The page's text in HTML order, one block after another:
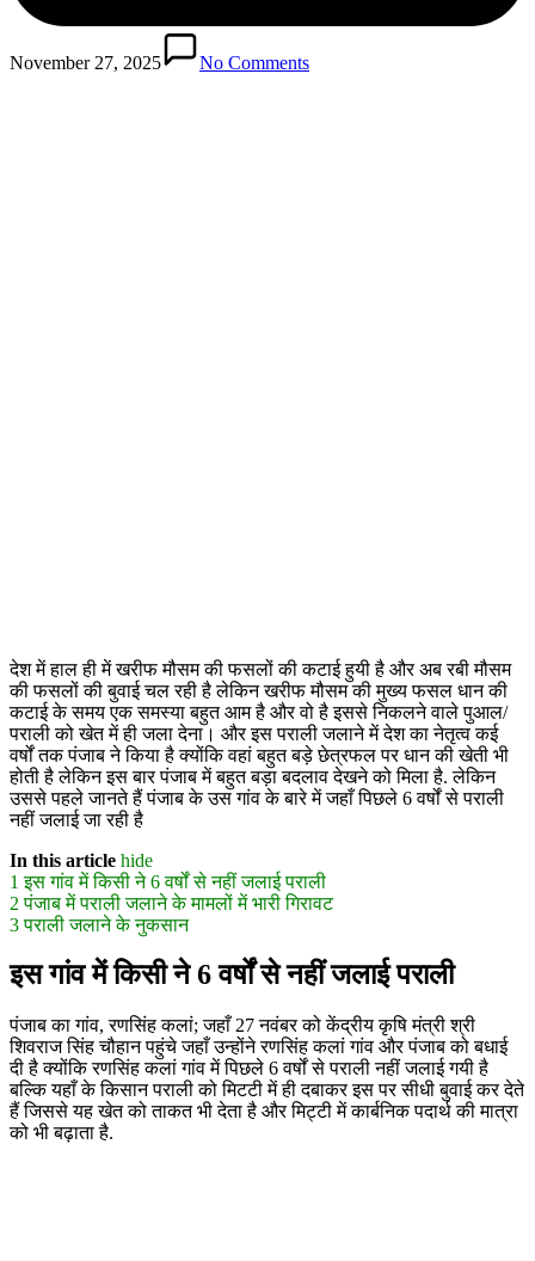
November 27, 2025 No Comments
देश में हाल ही में खरीफ मौसम की फसलों की कटाई हुयी है और अब रबी मौसम
की फसलों की बुवाई चल रही है लेकिन खरीफ मौसम की मुख्य फसल धान की
कटाई के समय एक समस्या बहुत आम है और वो है इससे निकलने वाले पुआल/
पराली को खेत में ही जला देना। और इस पराली जलाने में देश का नेतृत्व कई
वर्षों तक पंजाब ने किया है क्योंकि वहां बहुत बड़े छेत्रफल पर धान की खेती भी
होती है लेकिन इस बार पंजाब में बहुत बड़ा बदलाव देखने को मिला है. लेकिन
उससे पहले जानते हैं पंजाब के उस गांव के बारे में जहाँ पिछले 6 वर्षों से पराली
नहीं जलाई जा रही है
In this article hide
1 इस गांव में किसी ने 6 वर्षों से नहीं जलाई पराली
2 पंजाब में पराली जलाने के मामलों में भारी गिरावट
3 पराली जलाने के नुकसान
इस गांव में किसी ने 6 वर्षों से नहीं जलाई पराली
पंजाब का गांव, रणसिंह कलां; जहाँ 27 नवंबर को केंद्रीय कृषि मंत्री श्री
शिवराज सिंह चौहान पहुंचे जहाँ उन्होंने रणसिंह कलां गांव और पंजाब को बधाई
दी है क्योंकि रणसिंह कलां गांव में पिछले 6 वर्षों से पराली नहीं जलाई गयी है
बल्कि यहाँ के किसान पराली को मिटटी में ही दबाकर इस पर सीधी बुवाई कर देते
हैं जिससे यह खेत को ताकत भी देता है और मिट्टी में कार्बनिक पदार्थ की मात्रा
को भी बढ़ाता है.